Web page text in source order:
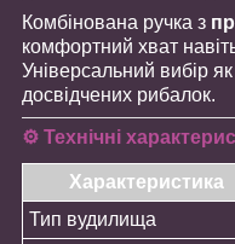
Комбінована ручка з
комфортний хват
Універсальний вибір
досвідчених рибалок.
⚙️ Технічні
Характеристика
Тип вудилища